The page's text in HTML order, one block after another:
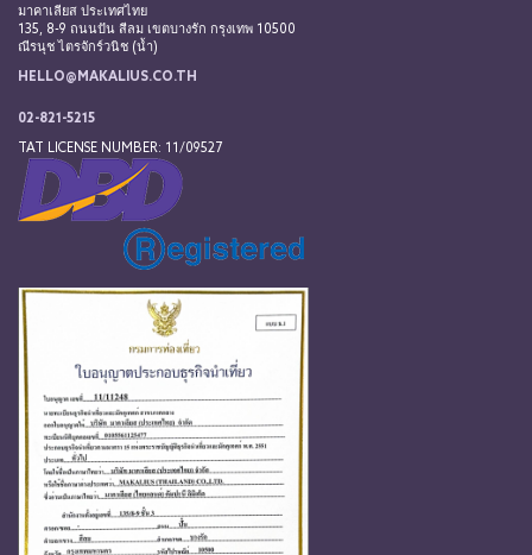
มาคาเลียส ประเทศไทย
135, 8-9 ถนนปัน สีลม เขตบางรัก กรุงเทพ 10500
ณีรนุช ไตรจักร์วนิช (น้ำ)
HELLO@MAKALIUS.CO.TH
02-821-5215
TAT LICENSE NUMBER: 11/09527